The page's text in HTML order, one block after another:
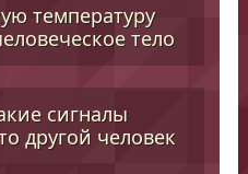
температуру
тело
сигналы
другой человек